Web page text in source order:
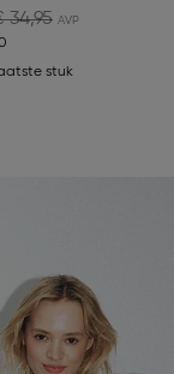
34,95
stuk